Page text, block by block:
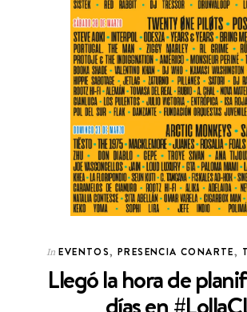
In EVENTOS, PRESENCIA CONARTE,
Llegó la hora de